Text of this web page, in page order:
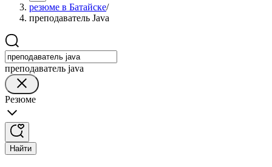
резюме в Батайске/
преподаватель Java
преподаватель java
Резюме
Найти